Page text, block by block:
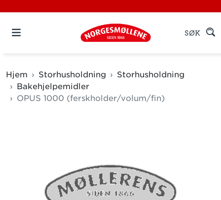
SØK
Hjem Storhusholdning
Storhusholdning
Bakehjelpemidler
OPUS 1000 (ferskholder/volum/fin)